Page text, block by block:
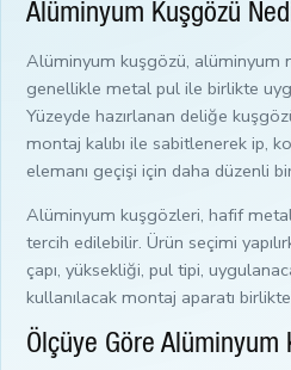
Alüminyum Kuşgözü
Alüminyum kuşgözü, alüminyum
genellikle metal pul ile birlikte
Yüzeyde hazırlanan deliğe
montaj kalıbı ile sabitlenerek ip,
elemanı geçişi için daha düzenli
Alüminyum kuşgözleri, hafif
tercih edilebilir. Ürün seçimi
çapı, yüksekliği, pul tipi,
kullanılacak montaj aparatı
Ölçüye Göre Alüminyum